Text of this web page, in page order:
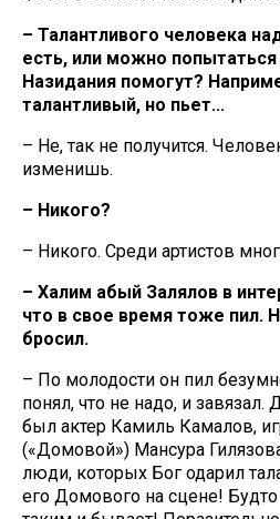
– Талантливого человека
есть, или можно попытаться
Назидания помогут?
талантливый, но пьет...
– Не, так не получится.
изменишь.
– Никого?
– Никого. Среди артистов
– Халим абый Залялов в
что в свое время тоже пил.
бросил.
– По молодости он пил
понял, что не надо, и завязал.
был актер Камиль Камалов,
(«Домовой») Мансура
люди, которых Бог одарил
его Домового на сцене!